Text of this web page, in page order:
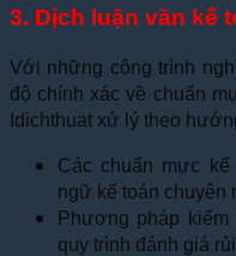
3. Dịch luận văn kế
Với những công trình
độ chính xác về chuẩn
Idichthuat xử lý theo
Các chuẩn mực
ngữ kế toán chuyên
Phương pháp
quy trình đánh giá